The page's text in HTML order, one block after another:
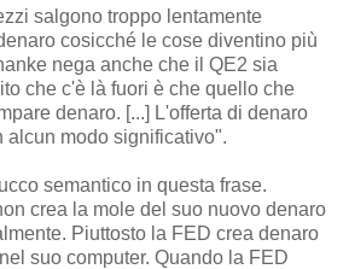
salgono troppo lentamente
cosicché le cose diventino più
nega anche che il QE2 sia
che c'è là fuori è che quello che
denaro. [...] L'offerta di denaro
alcun modo significativo".
semantico in questa frase.
crea la mole del suo nuovo denaro
Piuttosto la FED crea denaro
suo computer. Quando la FED